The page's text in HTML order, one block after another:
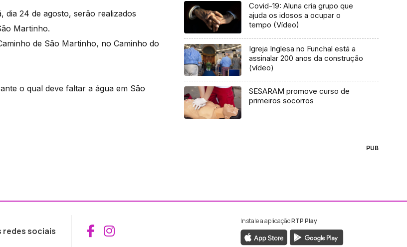
dia 24 de agosto, serão realizados
Martinho.
de São Martinho, no Caminho do
o qual deve faltar a água em São
Covid-19: Aluna cria grupo que
ajuda os idosos a ocupar o
tempo (Vídeo)
Igreja Inglesa no Funchal está a
assinalar 200 anos da construção
(vídeo)
SESARAM promove curso de
primeiros socorros
PUB
redes sociais Aceder ao Facebook da RTP Madeira
Aceder ao Instagram da RTP Madeira
Instale a aplicaçãoRTP Play